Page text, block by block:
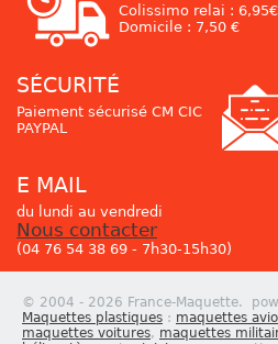
Colissimo relai : 6,95€
Domicile : 7,50 €
SÉCURITÉ
Paiement sécurisé CM CIC
PAYPAL
E MAIL
du lundi au vendredi
Nous contacter
(04 76 54 38 69 - 7h30-15h30)
© 2004 - 2026 France-Maquette.
Maquettes plastiques : maquettes
maquettes voitures, maquettes